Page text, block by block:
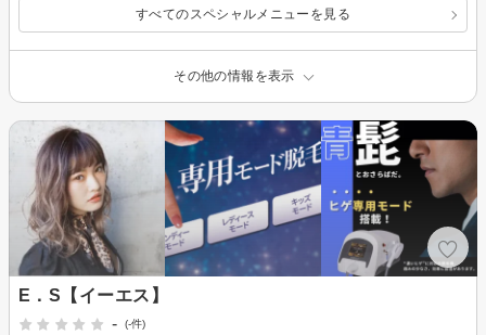
すべてのスペシャルメニューを見る
その他の情報を表示
E．S【イーエス】
-
(-件)